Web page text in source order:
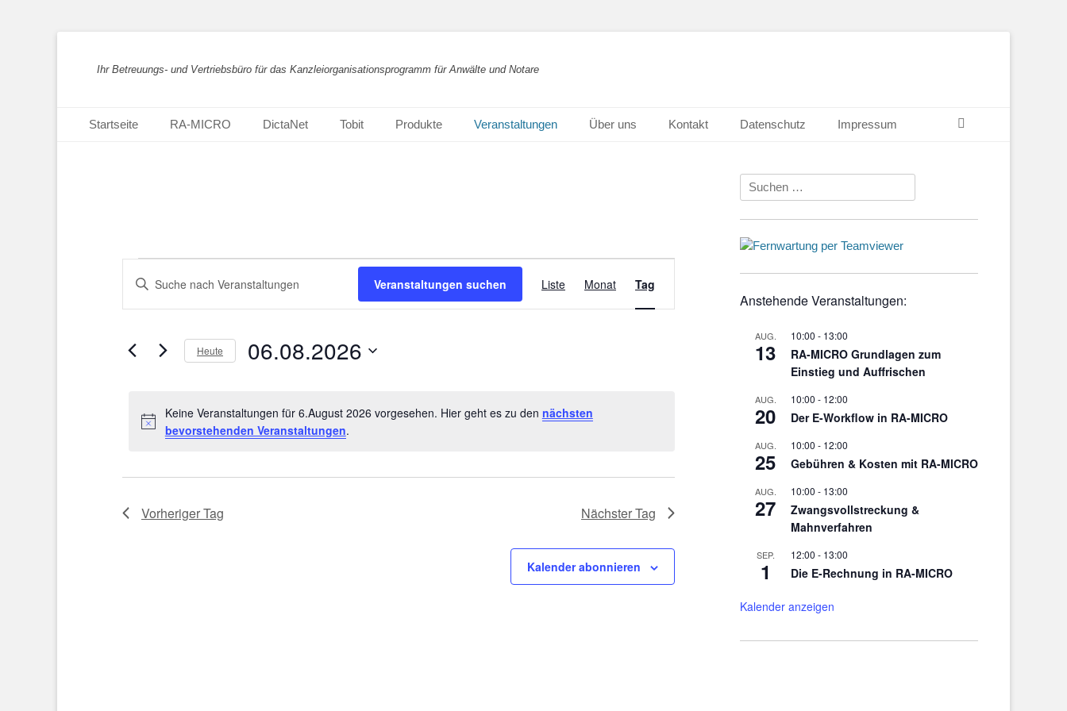
Ihr Betreuungs- und Vertriebsbüro für das Kanzleiorganisationsprogramm für Anwälte und Notare
Primäres Menü
Inhalt
Startseite RA-MICRO DictaNet Tobit Produkte Veranstaltungen Über uns Kontakt Datenschutz Impressum
Veranstaltungen
2026
Keine Veranstaltungen für 6.August 2026 vorgesehen. Hier geht es zu den nächsten
bevorstehenden Veranstaltungen.
Veranstaltungen
Suche
Ansichten,
Bitte
Schlüsselwort
eingeben.
nach
Veranstaltungen
Veranstaltungen suchen
Ansichten-
Navigation
Liste Monat Tag
Heute 06.08.2026
Vorheriger Tag Nächster Tag
Kalender abonnieren
Suchen
nach:
Anstehende Veranstaltungen:
AUG.
13
10:00 - 13:00
RA-MICRO Grundlagen zum
Einstieg und Auffrischen
AUG.
20
10:00 - 12:00
Der E-Workflow in RA-MICRO
AUG.
25
10:00 - 12:00
Gebühren & Kosten mit RA-MICRO
AUG.
27
10:00 - 13:00
Zwangsvollstreckung &
Mahnverfahren
SEP.
1
12:00 - 13:00
Die E-Rechnung in RA-MICRO
Kalender anzeigen